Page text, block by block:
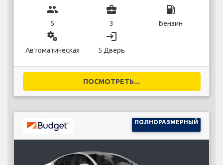
group
5
business_center
3
local_gas_station
Бензин
miscellaneous_services
Автоматическая
login
5 Дверь
ПОСМОТРЕТЬ...
ПОЛНОРАЗМЕРНЫЙ